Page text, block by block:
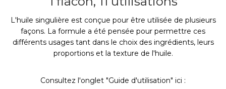
L'huile singulière est conçue pour être utilisée de plusieurs
façons. La formule a été pensée pour permettre ces
différents usages tant dans le choix des ingrédients, leurs
proportions et la texture de l'huile.
Consultez l'onglet "Guide d'utilisation" ici :